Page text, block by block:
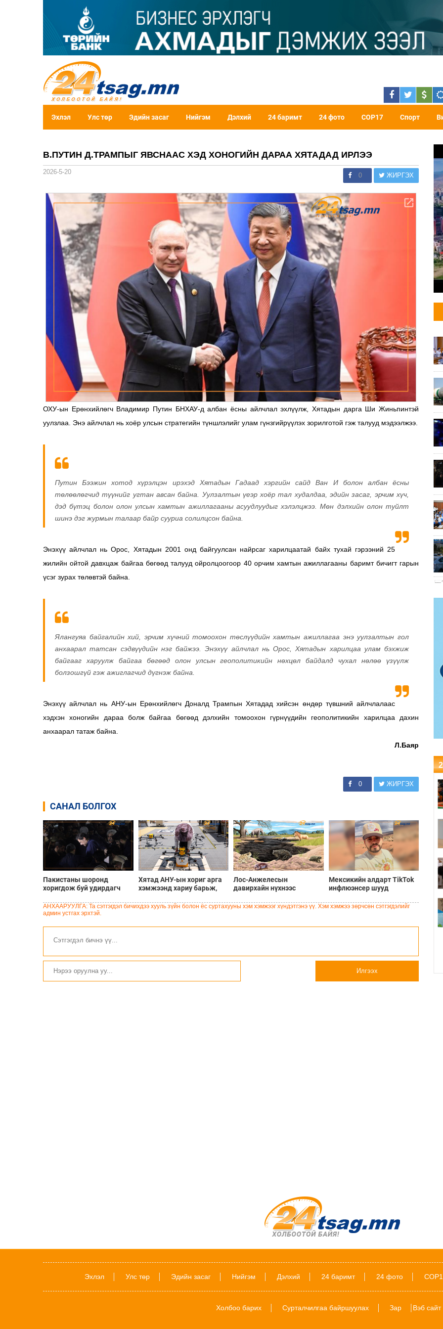
Эхлэл Улс төр Эдийн засаг Нийгэм Дэлхий 24 баримт 24 фото COP17 Спорт
В.ПУТИН Д.ТРАМПЫГ ЯВСНААС ХЭД ХОНОГИЙН ДАРАА ХЯТАДАД ИРЛЭЭ
2026-5-20 0 ЖИРГЭХ
ОХУ-ын Ерөнхийлөгч Владимир Путин БНХАУ-д албан ёсны айлчлал эхлүүлж, Хятадын дарга Ши Жиньпинтэй
уулзлаа. Энэ айлчлал нь хоёр улсын стратегийн түншлэлийг улам гүнзгийрүүлэх зорилготой гэж талууд мэдээлжээ.
Путин Бээжин хотод хүрэлцэн ирэхэд Хятадын Гадаад хэргийн сайд Ван И болон албан ёсны
төлөөлөгчид түүнийг угтан авсан байна. Уулзалтын үеэр хоёр тал худалдаа, эдийн засаг, эрчим хүч,
дэд бүтэц болон олон улсын хамтын ажиллагааны асуудлуудыг хэлэлцжээ. Мөн дэлхийн олон туйлт
шинэ дэг журмын талаар байр сууриа солилцсон байна.
Энэхүү айлчлал нь Орос, Хятадын 2001 онд байгуулсан найрсаг харилцаатай байх тухай гэрээний 25
жилийн ойтой давхцаж байгаа бөгөөд талууд ойролцоогоор 40 орчим хамтын ажиллагааны баримт бичигт гарын
үсэг зурах төлөвтэй байна.
Ялангуяа байгалийн хий, эрчим хүчний томоохон төслүүдийн хамтын ажиллагаа энэ уулзалтын гол
анхаарал татсан сэдвүүдийн нэг байжээ. Энэхүү айлчлал нь Орос, Хятадын харилцаа улам бэхжиж
байгааг харуулж байгаа бөгөөд олон улсын геополитикийн нөхцөл байдалд чухал нөлөө үзүүлж
болзошгүй гэж ажиглагчид дүгнэж байна.
Энэхүү айлчлал нь АНУ-ын Ерөнхийлөгч Доналд Трампын Хятадад хийсэн өндөр түвшний айлчлалаас
хэдхэн хоногийн дараа болж байгаа бөгөөд дэлхийн томоохон гүрнүүдийн геополитикийн харилцаа дахин
анхаарал татаж байна.
Л.Баяр
0 ЖИРГЭХ
САНАЛ БОЛГОХ
Пакистаны шоронд
хоригдож буй удирдагч
аавынхаа эрүүл мэндэд
санаа зовж байна
Хятад АНУ-ын хориг арга
хэмжээнд хариу барьж,
хязгаарлалт тавилаа
Лос-Анжелесын
давирхайн нүхнээс
мэлхийн төрөл илрүүлжээ
Мексикийн алдарт TikTok
инфлюэнсер шууд
буудуулан амиа алджээ
АНХААРУУЛГА: Та сэтгэгдэл бичихдээ хууль зүйн болон ёс суртахууны хэм хэмжээг хүндэтгэнэ үү. Хэм хэмжээ зөрчсөн сэтгэгдэлийг
админ устгах эрхтэй.
Илгээх
Эхлэл Улс төр Эдийн засаг Нийгэм Дэлхий 24 баримт 24 фото
Холбоо барих Сурталчилгаа байршуулах Зар Вэб сайт